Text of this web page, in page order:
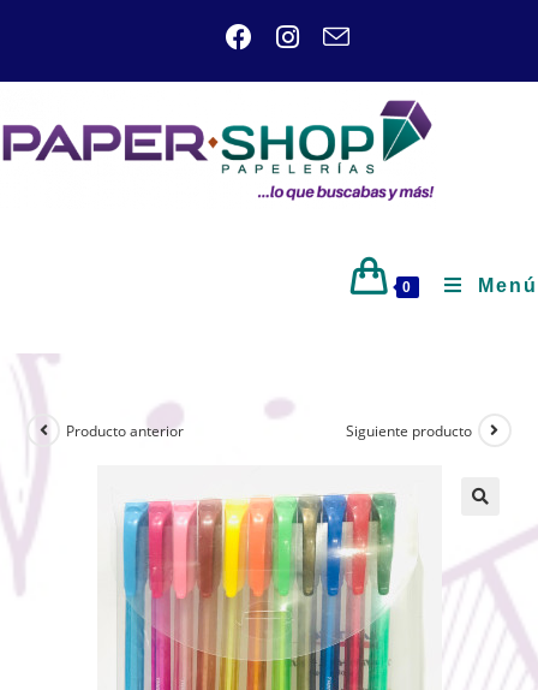
0 Menú
Producto anterior Siguiente producto